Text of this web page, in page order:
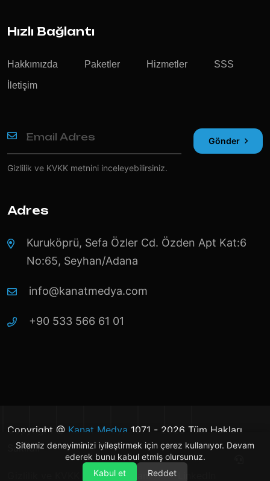
Hızlı Bağlantı
Hakkımızda Paketler Hizmetler SSS
İletişim
Gönder
Gizlilik ve KVKK metnini inceleyebilirsiniz.
Adres
Kuruköprü, Sefa Özler Cd. Özden Apt Kat:6
No:65, Seyhan/Adana
info@kanatmedya.com
+90 533 566 61 01
Copyright @ Kanat Medya 1071 - 2026 Tüm Hakları
Saklıdır
Instagram
Sitemiz deneyiminizi iyileştirmek için çerez kullanıyor. Devam
ederek bunu kabul etmiş olursunuz.
Kabul et
Reddet